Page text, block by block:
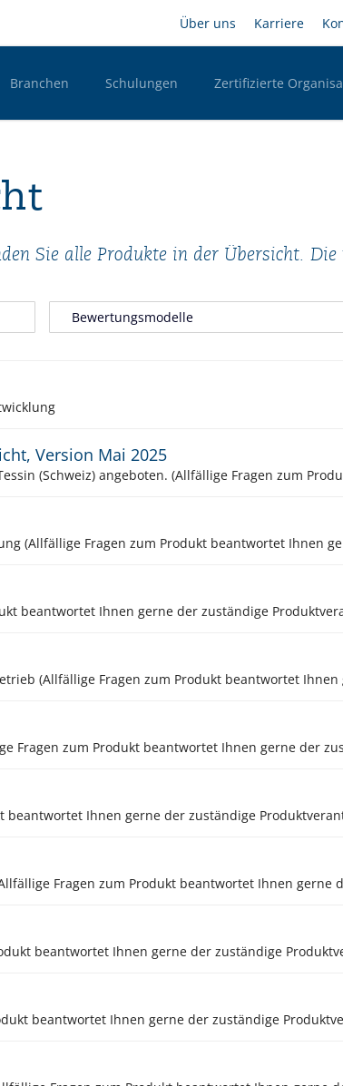
zum
Inhalt
Über uns Karriere
Desktop
Branchen Schulungen Zertifizierte
Sie alle Produkte in der Übersicht.
Version Mai 2025
(Allfällige Fragen zum Produkt beantwortet Ihnen
beantwortet Ihnen gerne der zuständige
(Allfällige Fragen zum Produkt beantwortet
Fragen zum Produkt beantwortet Ihnen gerne der
beantwortet Ihnen gerne der zuständige
Fragen zum Produkt beantwortet Ihnen gerne
beantwortet Ihnen gerne der zuständige
beantwortet Ihnen gerne der zuständige